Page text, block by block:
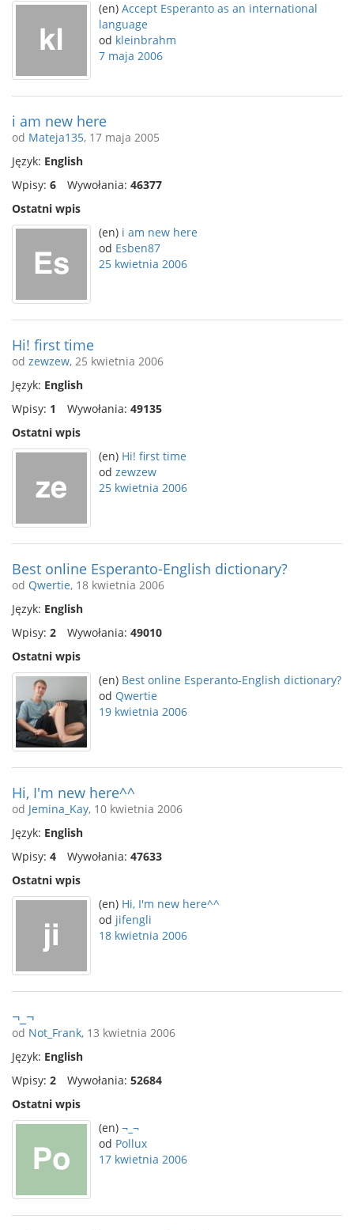
(en) Accept Esperanto as an international
language
od kleinbrahm
7 maja 2006
i am new here
od Mateja135, 17 maja 2005
Język: English
Wpisy: 6 Wywołania: 46377
Ostatni wpis
(en) i am new here
od Esben87
25 kwietnia 2006
Hi! first time
od zewzew, 25 kwietnia 2006
Język: English
Wpisy: 1 Wywołania: 49135
Ostatni wpis
(en) Hi! first time
od zewzew
25 kwietnia 2006
Best online Esperanto-English dictionary?
od Qwertie, 18 kwietnia 2006
Język: English
Wpisy: 2 Wywołania: 49010
Ostatni wpis
(en) Best online Esperanto-English dictionary?
od Qwertie
19 kwietnia 2006
Hi, I'm new here^^
od Jemina_Kay, 10 kwietnia 2006
Język: English
Wpisy: 4 Wywołania: 47633
Ostatni wpis
(en) Hi, I'm new here^^
od jifengli
18 kwietnia 2006
¬_¬
od Not_Frank, 13 kwietnia 2006
Język: English
Wpisy: 2 Wywołania: 52684
Ostatni wpis
(en) ¬_¬
od Pollux
17 kwietnia 2006